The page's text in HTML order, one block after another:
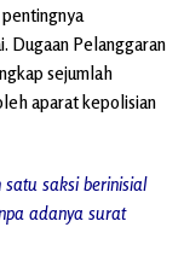
Dugaan Pelanggaran
sejumlah
aparat kepolisian
satu saksi berinisial
adanya surat